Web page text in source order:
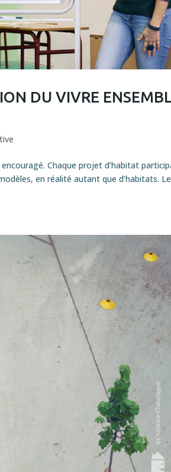
DU VIVRE
Chaque projet d’habitat
en réalité autant que d’habitats. Le